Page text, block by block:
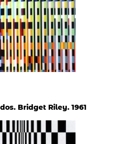
Bridget Riley. 1961